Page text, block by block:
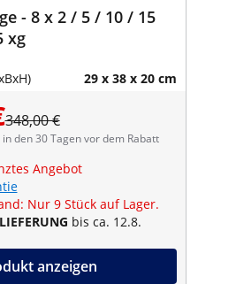
- 8 x 2 / 5 / 10 / 15
xg
29 x 38 x 20 cm
348,00 €
den 30 Tagen vor dem Rabatt
Angebot
Nur 9 Stück auf Lager.
bis ca. 12.8.
anzeigen